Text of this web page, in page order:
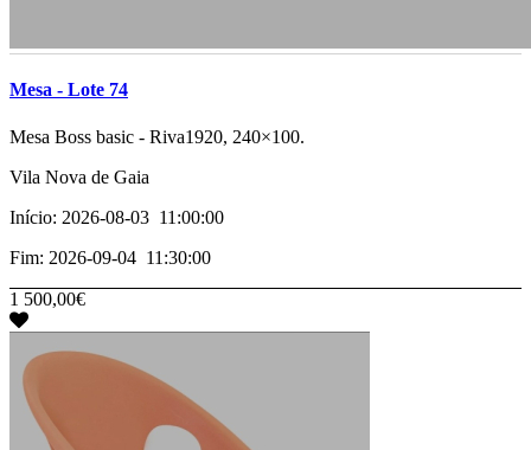
Mesa - Lote 74
­­­­Mesa Boss basic - Riva1920, 240×100.
Vila Nova de Gaia
Início: 2026-08-03 11:00:00
Fim: 2026-09-04 11:30:00
1 500,00€